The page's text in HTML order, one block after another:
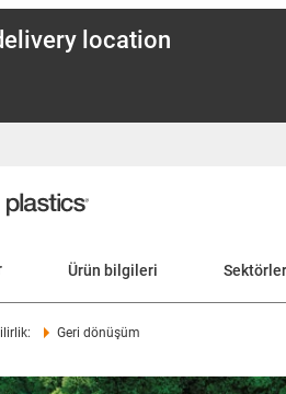
location
Ürün bilgileri Sektörler
Geri dönüşüm